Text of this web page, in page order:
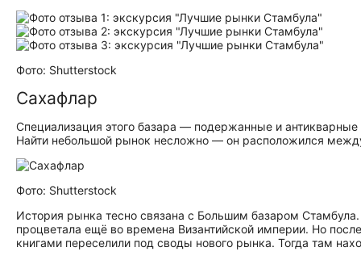
Фото: Shutterstock
Сахафлар
Специализация этого базара — подержанные и
Найти небольшой рынок несложно — он расположился
Фото: Shutterstock
История рынка тесно связана с Большим базаром
процветала ещё во времена Византийской империи. Но
книгами переселили под своды нового рынка. Тогда там